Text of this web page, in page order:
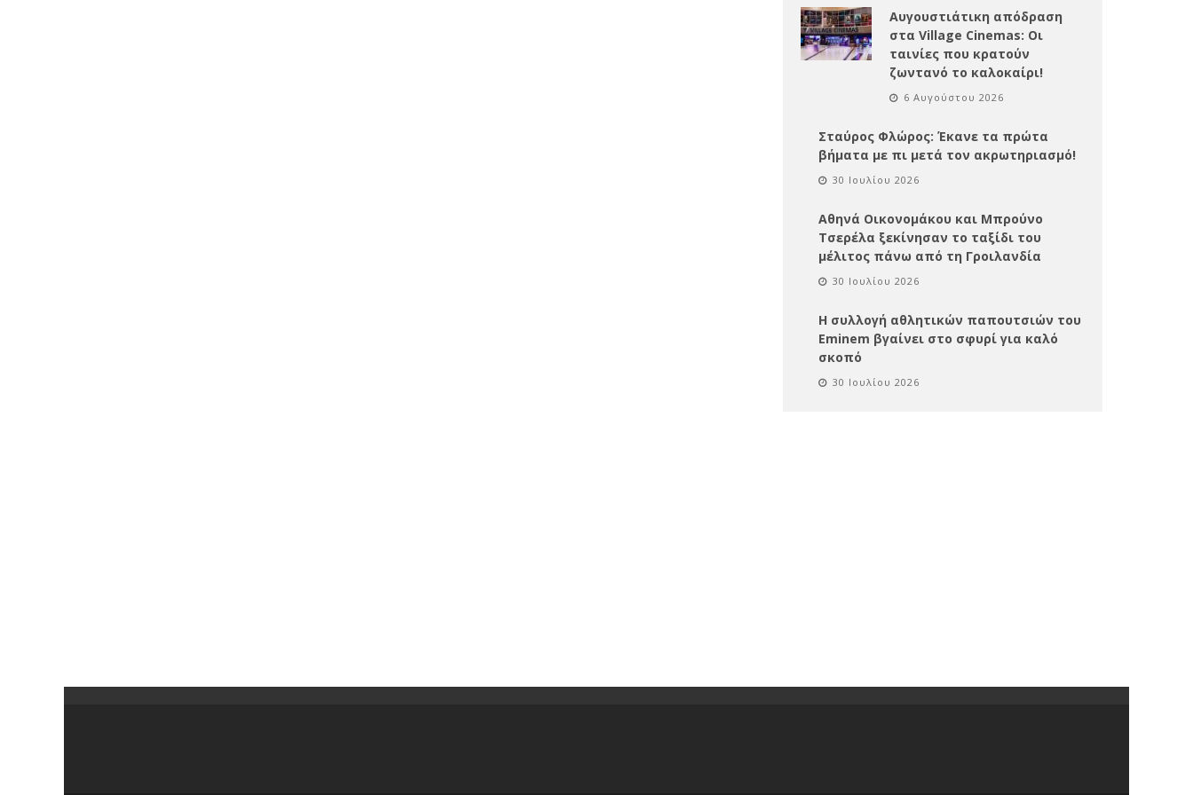
Αυγουστιάτικη απόδραση
στα Village Cinemas: Οι
ταινίες που κρατούν
ζωντανό το καλοκαίρι!
6 Αυγούστου 2026
Σταύρος Φλώρος: Έκανε τα πρώτα
βήματα με πι μετά τον ακρωτηριασμό!
30 Ιουλίου 2026
Αθηνά Οικονομάκου και Μπρούνο
Τσερέλα ξεκίνησαν το ταξίδι του
μέλιτος πάνω από τη Γροιλανδία
30 Ιουλίου 2026
Η συλλογή αθλητικών παπουτσιών του
Eminem βγαίνει στο σφυρί για καλό
σκοπό
30 Ιουλίου 2026